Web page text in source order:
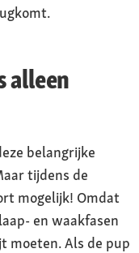
alleen
belangrijke
tijdens de
mogelijk! Omdat
en waakfasen
moeten. Als de pup